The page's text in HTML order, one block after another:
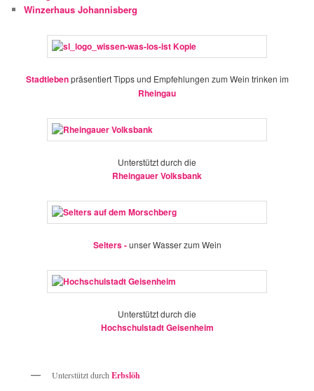
Winzerhaus Johannisberg
Stadtlebenpräsentiert Tipps und Empfehlungen zum Wein trinken im
Rheingau
Unterstützt durch die
Rheingauer Volksbank
Selters -unser Wasser zum Wein
Unterstützt durch die
Hochschulstadt Geisenheim
Unterstützt durchErbslöh